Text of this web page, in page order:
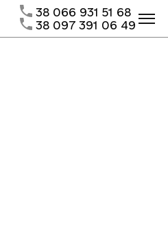
38 066 931 51 68
38 097 391 06 49